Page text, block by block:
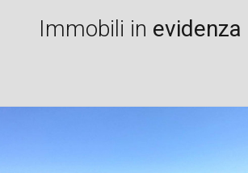
Immobili in evidenza